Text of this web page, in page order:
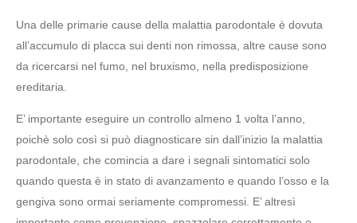
Una delle primarie cause della malattia parodontale è dovuta
all’accumulo di placca sui denti non rimossa, altre cause sono
da ricercarsi nel fumo, nel bruxismo, nella predisposizione
ereditaria.
E’ importante eseguire un controllo almeno 1 volta l’anno,
poichè solo così si può diagnosticare sin dall’inizio la malattia
parodontale, che comincia a dare i segnali sintomatici solo
quando questa è in stato di avanzamento e quando l’osso e la
gengiva sono ormai seriamente compromessi. E’ altresì